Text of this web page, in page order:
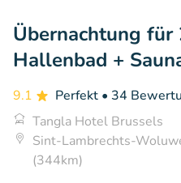
Übernachtung für
Hallenbad +
9.1 Perfekt • 34
Tangla Hotel Brussels
Sint-Lambrechts-
(344km)